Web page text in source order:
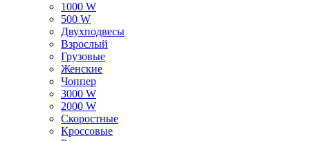
1000 W
500 W
Двухподвесы
Взрослый
Грузовые
Женские
Чоппер
3000 W
2000 W
Скоростные
Кроссовые